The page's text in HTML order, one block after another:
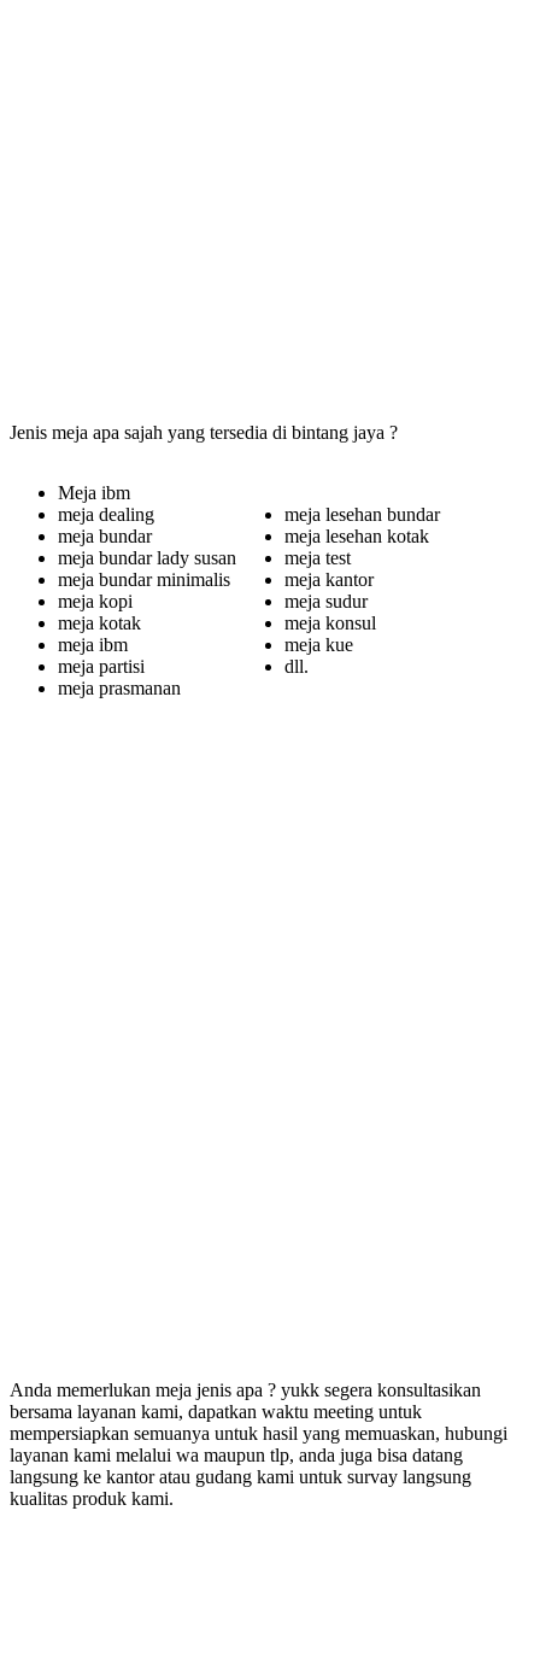
Jenis meja apa sajah yang tersedia di bintang jaya ?
Meja ibm
meja dealing
meja bundar
meja bundar lady susan
meja bundar minimalis
meja kopi
meja kotak
meja ibm
meja partisi
meja prasmanan
meja lesehan bundar
meja lesehan kotak
meja test
meja kantor
meja sudur
meja konsul
meja kue
dll.
Anda memerlukan meja jenis apa ? yukk segera konsultasikan
bersama layanan kami, dapatkan waktu meeting untuk
mempersiapkan semuanya untuk hasil yang memuaskan, hubungi
layanan kami melalui wa maupun tlp, anda juga bisa datang
langsung ke kantor atau gudang kami untuk survay langsung
kualitas produk kami.